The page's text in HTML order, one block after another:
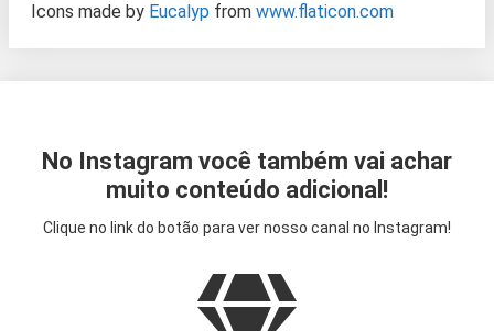
Icons made by Eucalyp from www.flaticon.com
No Instagram você também vai achar
muito conteúdo adicional!
Clique no link do botão para ver nosso canal no Instagram!